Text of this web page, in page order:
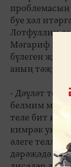
проблемасын
буе хәл
Лотфуллин
Мәгариф
бүлеген
аның
- Дәүләт
белмим мин,
теле бит
кимрәк
әлеге телләр
дәрәҗәдә